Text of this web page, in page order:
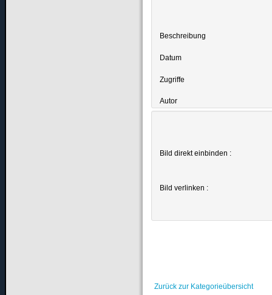
Beschreibung
Datum
Zugriffe
Autor
Bild direkt einbinden :
Bild verlinken :
Zurück zur Kategorieübersicht